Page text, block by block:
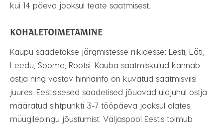
kui 14 päeva jooksul teate saatmisest.
KOHALETOIMETAMINE
Kaupu saadetakse järgmistesse riikidesse: Eesti, Läti,
Leedu, Soome, Rootsi. Kauba saatmiskulud kannab
ostja ning vastav hinnainfo on kuvatud saatmisviisi
juures. Eestisisesed saadetised jõuavad üldjuhul ostja
määratud sihtpunkti 3-7 tööpäeva jooksul alates
müügilepingu jõustumist. Väljaspool Eestis toimub